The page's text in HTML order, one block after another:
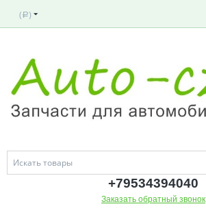
( Р )
+79534394040
Заказать обратный звонок